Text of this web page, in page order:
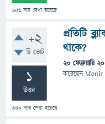
651 বার দেখা হয়েছে
+2
টি ভোট
1
উত্তর
340 বার দেখা হয়েছে
প্রতিটি
থাকে?
20 ফেব্রুয়ারি
করেছেনMonir